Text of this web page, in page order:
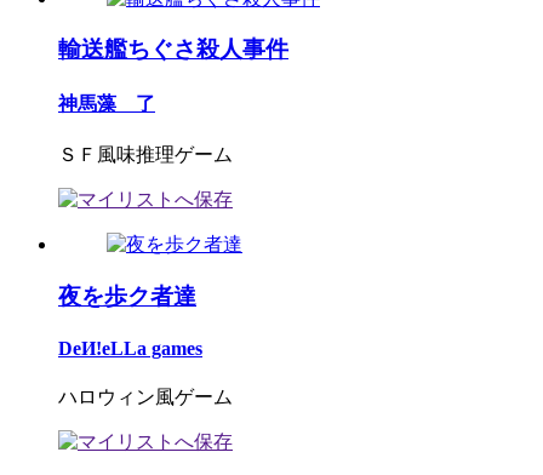
輸送艦ちぐさ殺人事件
神馬藻 了
ＳＦ風味推理ゲーム
夜を歩ク者達
DeИ!eLLa games
ハロウィン風ゲーム